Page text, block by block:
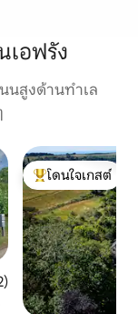
อฟรัง
นสูงด้านทำเล
4.89 จาก 5, 232 รีวิว
โดนใจเกสต์ที่สุด
โดนใจเกสต์